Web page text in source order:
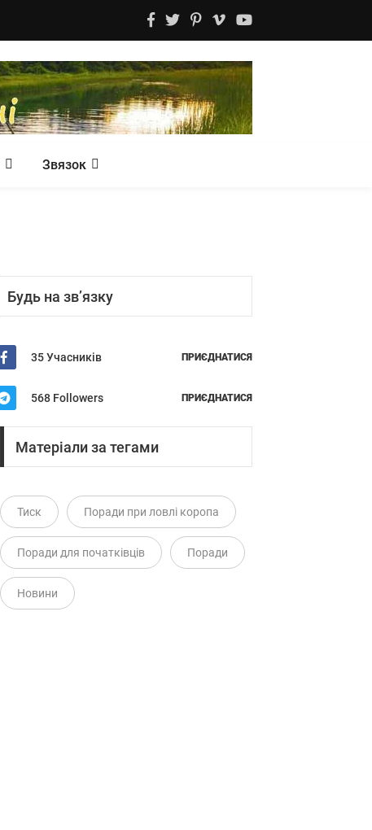
Звязок
Будь на зв’язку
35 Учасників ПРИЄДНАТИСЯ
568 Followers ПРИЄДНАТИСЯ
Матеріали за тегами
Тиск Поради при ловлі коропа
Поради для початківців Поради
Новини